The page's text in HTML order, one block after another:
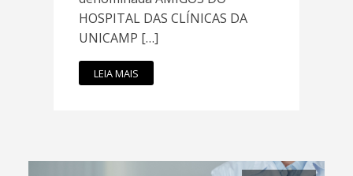
HOSPITAL DAS CLÍNICAS DA
UNICAMP […]
LEIA MAIS